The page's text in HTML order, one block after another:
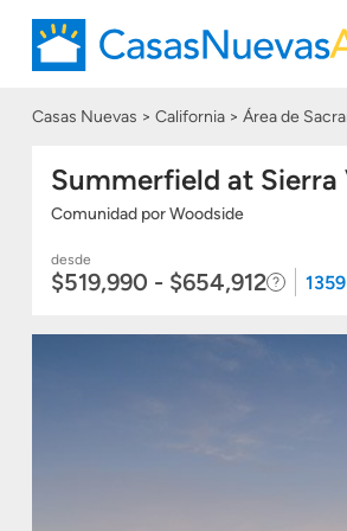
Casas Nuevas California Área de
Summerfield at
Comunidad porWoodside
desde
$519,990 - $654,912